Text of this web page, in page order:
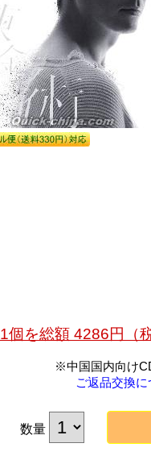
1個を総額 4286円（
※中国国内向け
ご返品交換
数量